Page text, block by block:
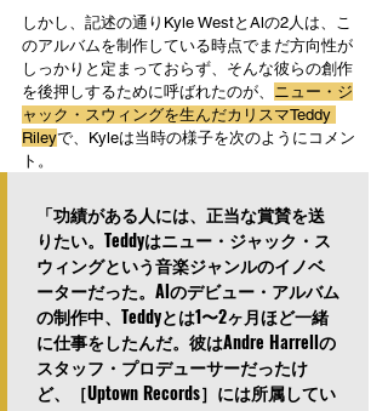
しかし、記述の通りKyle WestとAlの2人は、こ
のアルバムを制作している時点でまだ方向性が
しっかりと定まっておらず、そんな彼らの創作
を後押しするために呼ばれたのが、 ニュー・ジ
ャック・スウィングを生んだカリスマTeddy
Rileyで、Kyleは当時の様子を次のようにコメン
ト。
「功績がある人には、正当な賞賛を送
りたい。Teddyはニュー・ジャック・ス
ウィングという音楽ジャンルのイノベ
ーターだった。Alのデビュー・アルバム
の制作中、Teddyとは1〜2ヶ月ほど一緒
に仕事をしたんだ。彼はAndre Harrellの
スタッフ・プロデューサーだったけ
ど、［Uptown Records］には所属してい